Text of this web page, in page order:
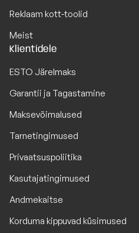
Reklaam kott-toolid
Meist
Klientidele
ESTO Järelmaks
Garantii ja Tagastamine
Maksevõimalused
Tarnetingimused
Privaatsuspoliitika
Kasutajatingimused
Andmekaitse
Korduma kippuvad küsimused